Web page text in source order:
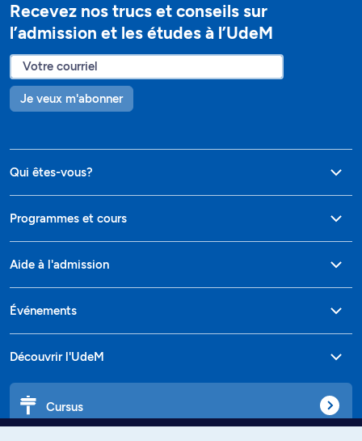
Recevez nos trucs et conseils sur
l’admission et les études à l’UdeM
Je veux m'abonner
Qui êtes-vous?
Programmes et cours
Aide à l'admission
Événements
Découvrir l'UdeM
Cursus